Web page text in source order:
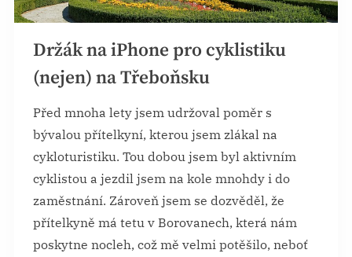
Držák na iPhone pro cyklistiku
(nejen) na Třeboňsku
Před mnoha lety jsem udržoval poměr s
bývalou přítelkyní, kterou jsem zlákal na
cykloturistiku. Tou dobou jsem byl aktivním
cyklistou a jezdil jsem na kole mnohdy i do
zaměstnání. Zároveň jsem se dozvěděl, že
přítelkyně má tetu v Borovanech, která nám
poskytne nocleh, což mě velmi potěšilo, neboť